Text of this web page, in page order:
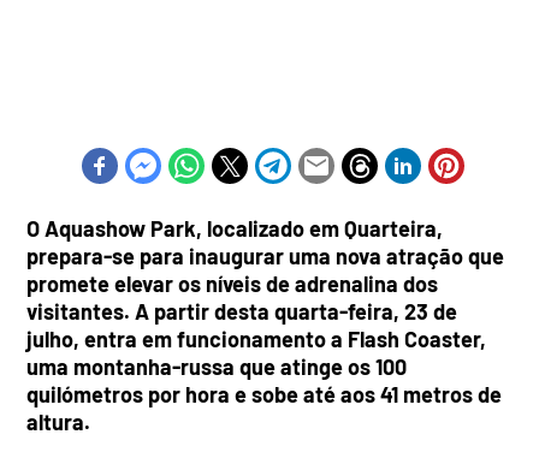
O Aquashow Park, localizado em Quarteira,
prepara-se para inaugurar uma nova atração que
promete elevar os níveis de adrenalina dos
visitantes. A partir desta quarta-feira, 23 de
julho, entra em funcionamento a Flash Coaster,
uma montanha-russa que atinge os 100
quilómetros por hora e sobe até aos 41 metros de
altura.